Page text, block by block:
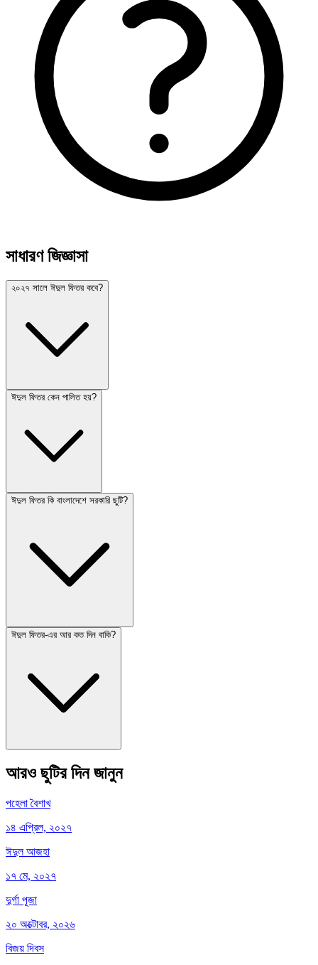
সাধারণ জিজ্ঞাসা
২০২৭ সালে ঈদুল ফিতর কবে?
ঈদুল ফিতর কেন পালিত হয়?
ঈদুল ফিতর কি বাংলাদেশে সরকারি ছুটি?
ঈদুল ফিতর-এর আর কত দিন বাকি?
আরও ছুটির দিন জানুন
পহেলা বৈশাখ
১৪ এপ্রিল, ২০২৭
ঈদুল আজহা
১৭ মে, ২০২৭
দুর্গা পূজা
২০ অক্টোবর, ২০২৬
বিজয় দিবস